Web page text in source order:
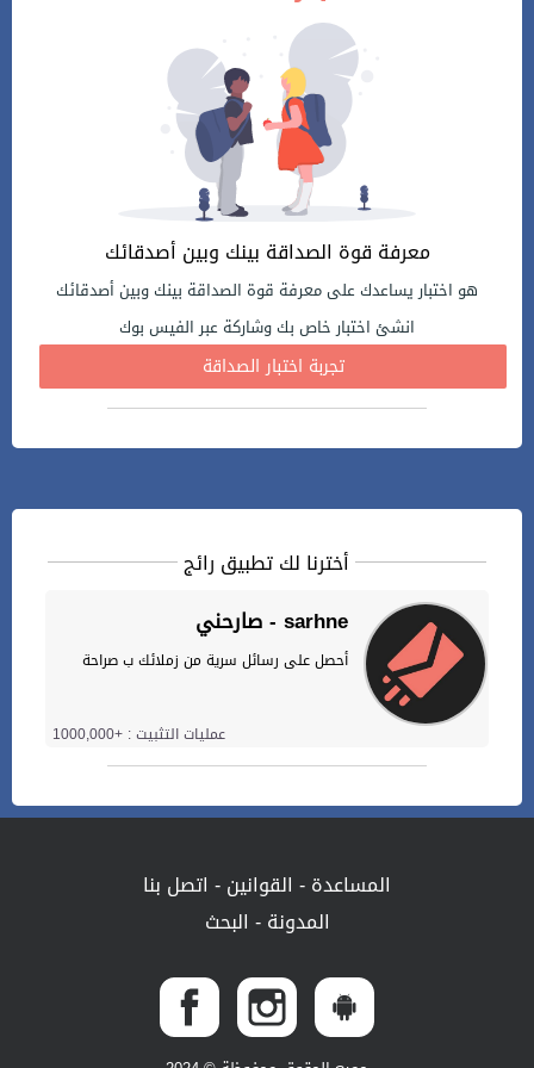
معرفة قوة الصداقة بينك وبين أصدقائك
هو اختبار يساعدك على معرفة قوة الصداقة بينك وبين أصدقائك
انشئ اختبار خاص بك وشاركة عبر الفيس بوك
تجربة اختبار الصداقة
أخترنا لك تطبيق رائج
صارحني - sarhne
أحصل على رسائل سرية من زملائك ب صراحة
عمليات التثبيت : +1000,000
المساعدة- القوانين- اتصل بنا
المدونة- البحث